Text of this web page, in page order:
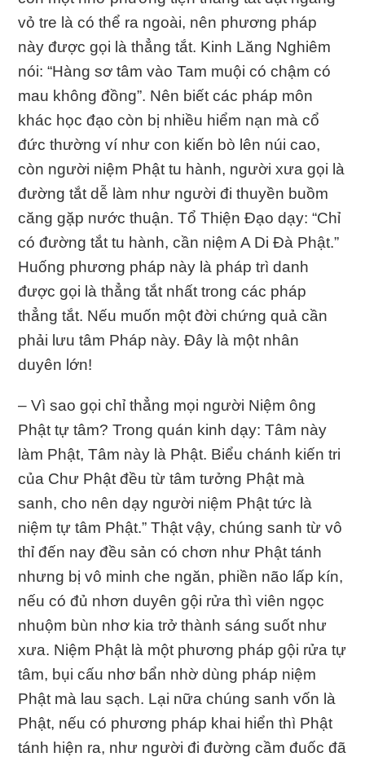
vỏ tre là có thể ra ngoài, nên phương pháp
này được gọi là thẳng tắt. Kinh Lăng Nghiêm
nói: “Hàng sơ tâm vào Tam muội có chậm có
mau không đồng”. Nên biết các pháp môn
khác học đạo còn bị nhiều hiểm nạn mà cổ
đức thường ví như con kiến bò lên núi cao,
còn người niệm Phật tu hành, người xưa gọi là
đường tắt dễ làm như người đi thuyền buồm
căng gặp nước thuận. Tổ Thiện Đạo dạy: “Chỉ
có đường tắt tu hành, cần niệm A Di Đà Phật.”
Huống phương pháp này là pháp trì danh
được gọi là thẳng tắt nhất trong các pháp
thẳng tắt. Nếu muốn một đời chứng quả cần
phải lưu tâm Pháp này. Đây là một nhân
duyên lớn!
– Vì sao gọi chỉ thẳng mọi người Niệm ông
Phật tự tâm? Trong quán kinh dạy: Tâm này
làm Phật, Tâm này là Phật. Biểu chánh kiến tri
của Chư Phật đều từ tâm tưởng Phật mà
sanh, cho nên dạy người niệm Phật tức là
niệm tự tâm Phật.” Thật vậy, chúng sanh từ vô
thỉ đến nay đều sản có chơn như Phật tánh
nhưng bị vô minh che ngăn, phiền não lấp kín,
nếu có đủ nhơn duyên gội rửa thì viên ngọc
nhuộm bùn nhơ kia trở thành sáng suốt như
xưa. Niệm Phật là một phương pháp gội rửa tự
tâm, bụi cấu nhơ bẩn nhờ dùng pháp niệm
Phật mà lau sạch. Lại nữa chúng sanh vốn là
Phật, nếu có phương pháp khai hiển thì Phật
tánh hiện ra, như người đi đường cầm đuốc đã